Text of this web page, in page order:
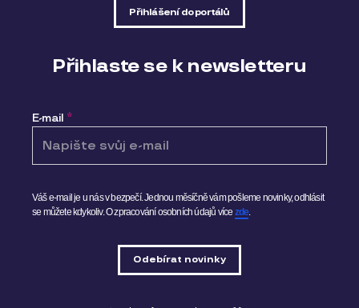
Přihlášení do portálů
Přihlaste se k newsletteru
E-mail *
Váš e-mail je u nás v bezpečí. Jednou měsíčně vám pošleme novinky, odhlásit
se můžete kdykoliv.O zpracování osobních údajů více zde.